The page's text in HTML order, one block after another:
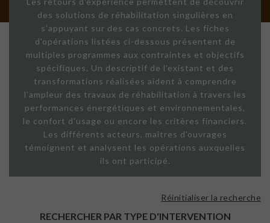
des solutions de réhabilitation singulières en
s'appuyant sur des cas concrets. Les fiches
d'opérations listées ci-dessous présentent de
multiples programmes aux contraintes et objectifs
spécifiques. Un descriptif de l'existant et des
transformations réalisées aident à comprendre
l'ampleur des travaux de réhabilitation à travers les
performances énergétiques et environnementales,
le confort d'usage ou encore les critères financiers.
Les différents acteurs, maîtres d'ouvrages
témoignent et analysent les opérations auxquelles
ils ont participé.
RECHERCHER PAR TYPE D'INTERVENTION
Réinitialiser la recherche
ISOLATION
INTÉRIEURE